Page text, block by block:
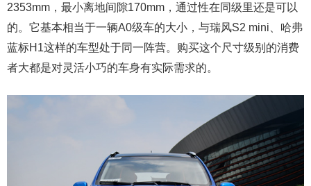
2353mm，最小离地间隙170mm，通过性在同级里还是可以
的。它基本相当于一辆A0级车的大小，与瑞风S2 mini、哈弗
蓝标H1这样的车型处于同一阵营。购买这个尺寸级别的消费
者大都是对灵活小巧的车身有实际需求的。